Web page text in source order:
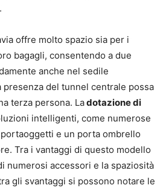
offre molto spazio sia per i
bagagli, consentendo a due
anche nel sedile
del tunnel centrale possa
terza persona. Ladotazione di
intelligenti, come numerose
e un porta ombrello
Tra i vantaggi di questo modello
numerosi accessori e la spaziosità
gli svantaggi si possono notare le